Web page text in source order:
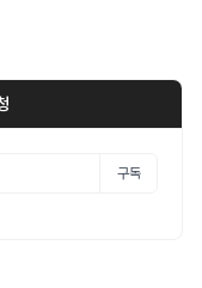
구독